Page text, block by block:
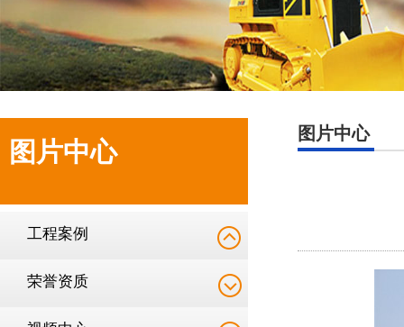
图片中心
工程案例
荣誉资质
图片中心